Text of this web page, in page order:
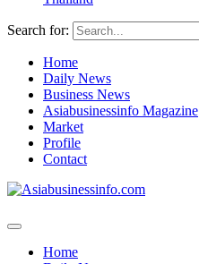
Search for:
Home
Daily News
Business News
Asiabusinessinfo Magazine
Market
Profile
Contact
Home